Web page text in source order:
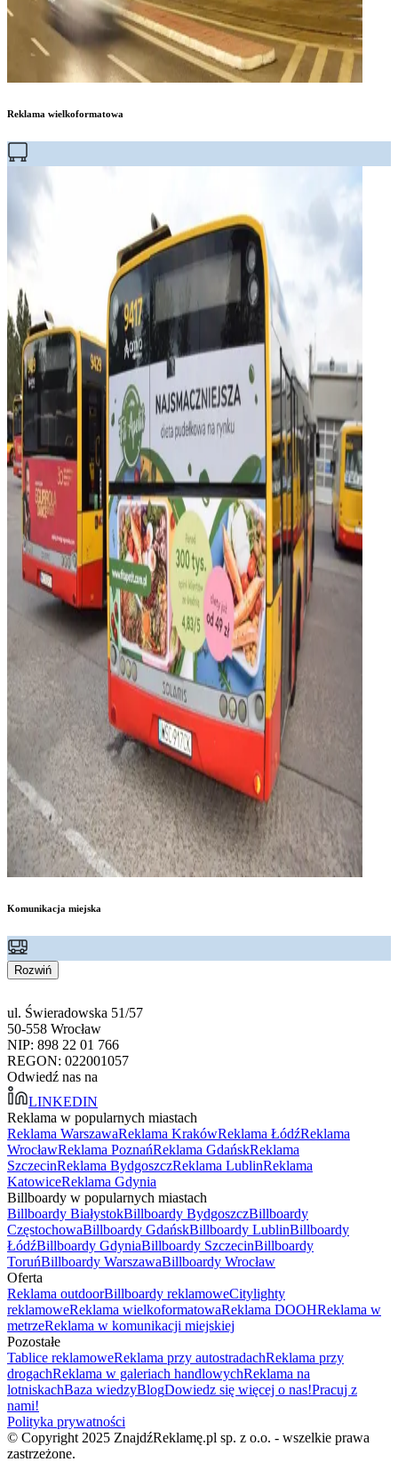
Reklama wielkoformatowa
Komunikacja miejska
Rozwiń
ul. Świeradowska 51/57
50-558 Wrocław
NIP: 898 22 01 766
REGON: 022001057
Odwiedź nas na
LINKEDIN
Reklama w popularnych miastach
Reklama WarszawaReklama KrakówReklama ŁódźReklama
WrocławReklama PoznańReklama GdańskReklama
SzczecinReklama BydgoszczReklama LublinReklama
KatowiceReklama Gdynia
Billboardy w popularnych miastach
Billboardy BiałystokBillboardy BydgoszczBillboardy
CzęstochowaBillboardy GdańskBillboardy LublinBillboardy
ŁódźBillboardy GdyniaBillboardy SzczecinBillboardy
ToruńBillboardy WarszawaBillboardy Wrocław
Oferta
Reklama outdoorBillboardy reklamoweCitylighty
reklamoweReklama wielkoformatowaReklama DOOHReklama w
metrzeReklama w komunikacji miejskiej
Pozostałe
Tablice reklamoweReklama przy autostradachReklama przy
drogachReklama w galeriach handlowychReklama na
lotniskachBaza wiedzyBlogDowiedz się więcej o nas!Pracuj z
nami!
Polityka prywatności
© Copyright 2025 ZnajdźReklamę.pl sp. z o.o. - wszelkie prawa
zastrzeżone.